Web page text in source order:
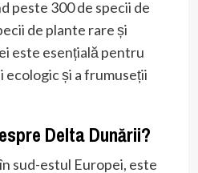
peste 300 de specii de
de plante rare și
este esențială pentru
și a frumuseții
Delta Dunării?
sud-estul Europei, este